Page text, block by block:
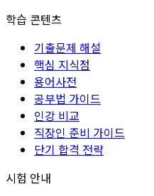
학습 콘텐츠
기출문제 해설
핵심 지식점
용어사전
공부법 가이드
인강 비교
직장인 준비 가이드
단기 합격 전략
시험 안내